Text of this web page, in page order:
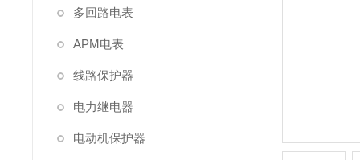
多回路电表
APM电表
线路保护器
电力继电器
电动机保护器